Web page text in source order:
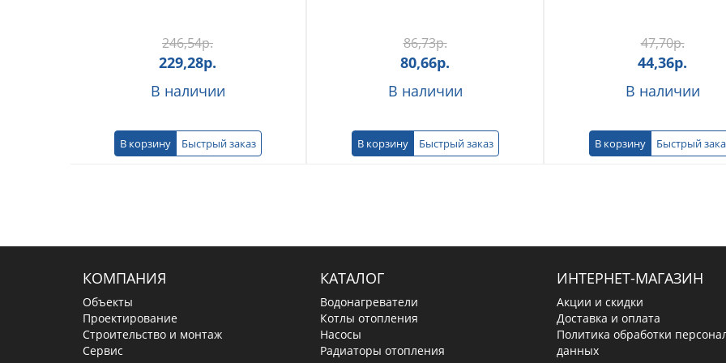
246,54р.
229,28р.
В наличии
В корзину Быстрый заказ
86,73р.
80,66р.
В наличии
В корзину Быстрый заказ
47,70р.
44,36р.
В наличии
В корзину Быстрый
КОМПАНИЯ
Объекты
Проектирование
Строительство и монтаж
Сервис
КАТАЛОГ
Водонагреватели
Котлы отопления
Насосы
Радиаторы отопления
ИНТЕРНЕТ-МАГАЗИН
Акции и скидки
Доставка и оплата
Политика обработки
данных